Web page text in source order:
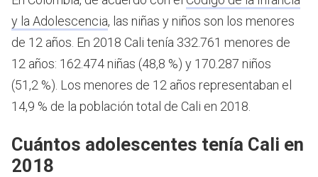
y la Adolescencia, las niñas y niños son los menores
de 12 años. En 2018 Cali tenía 332.761 menores de
12 años: 162.474 niñas (48,8 %) y 170.287 niños
(51,2 %). Los menores de 12 años representaban el
14,9 % de la población total de Cali en 2018.
Cuántos adolescentes tenía Cali en
2018